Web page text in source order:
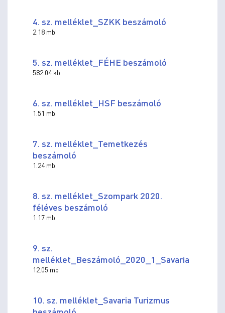
4. sz. melléklet_SZKK beszámoló
2.18 mb
5. sz. melléklet_FÉHE beszámoló
582.04 kb
6. sz. melléklet_HSF beszámoló
1.51 mb
7. sz. melléklet_Temetkezés
beszámoló
1.24 mb
8. sz. melléklet_Szompark 2020.
féléves beszámoló
1.17 mb
9. sz.
melléklet_Beszámoló_2020_1_Savaria
12.05 mb
10. sz. melléklet_Savaria Turizmus